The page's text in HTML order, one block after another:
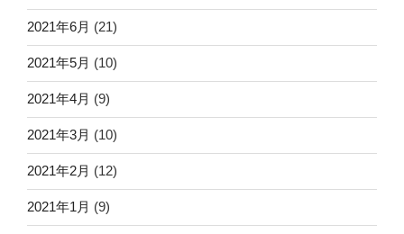
2021年6月 (21)
2021年5月 (10)
2021年4月 (9)
2021年3月 (10)
2021年2月 (12)
2021年1月 (9)